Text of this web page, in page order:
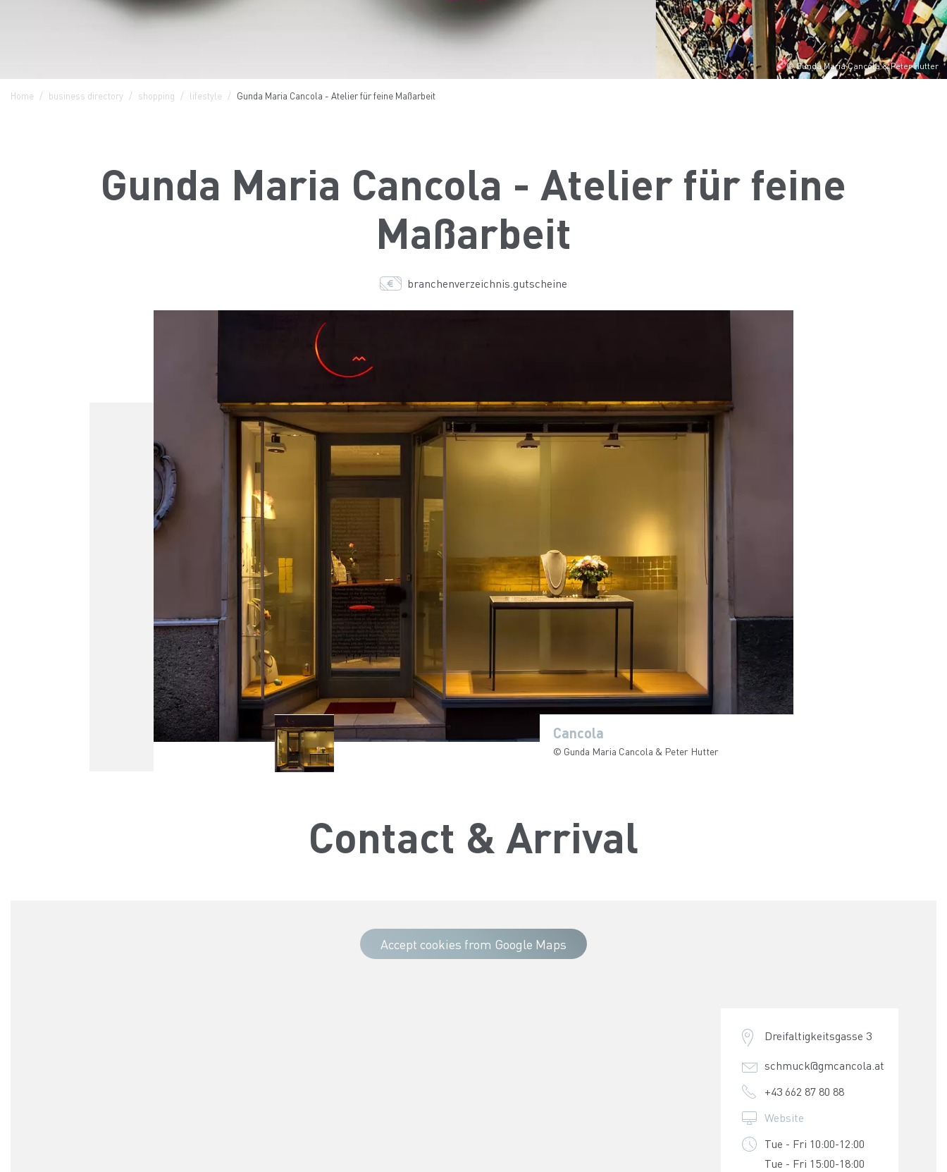
© Gunda Maria Cancola & Peter Hutter
Home business directory shopping lifestyle Gunda Maria Cancola - Atelier für feine Maßarbeit
Gunda Maria Cancola - Atelier für feine
Maßarbeit
branchenverzeichnis.gutscheine
Cancola
© Gunda Maria Cancola & Peter Hutter
Contact & Arrival
Accept cookies from Google Maps
Dreifaltigkeitsgasse 3
schmuck@gmcancola.at
+43 662 87 80 88
Website
Tue - Fri 10:00-12:00
Tue - Fri 15:00-18:00